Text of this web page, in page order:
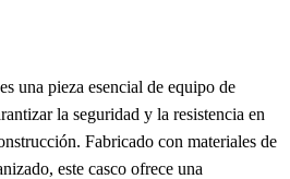
es una pieza esencial de equipo de
la seguridad y la resistencia en
Fabricado con materiales de
este casco ofrece una